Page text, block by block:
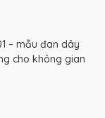
– mẫu đan dây
cho không gian